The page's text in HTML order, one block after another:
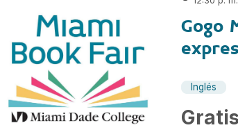
Gogo
Inglés
Gratis